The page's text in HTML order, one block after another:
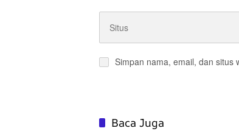
Simpan nama, email, dan situs
Baca Juga